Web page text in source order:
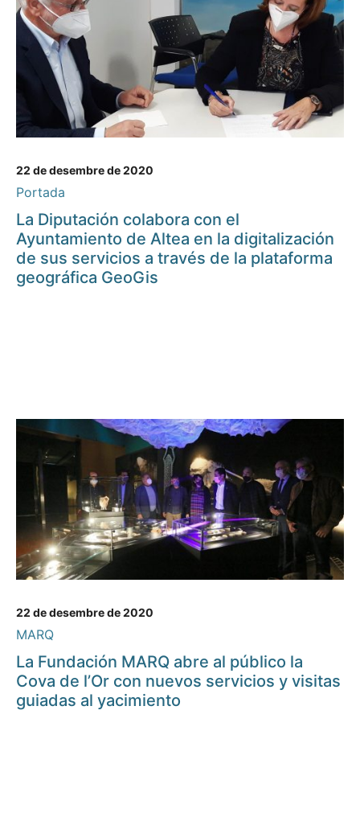
22 de desembre de 2020
Portada
La Diputación colabora con el
Ayuntamiento de Altea en la digitalización
de sus servicios a través de la plataforma
geográfica GeoGis
22 de desembre de 2020
MARQ
La Fundación MARQ abre al público la
Cova de l’Or con nuevos servicios y visitas
guiadas al yacimiento